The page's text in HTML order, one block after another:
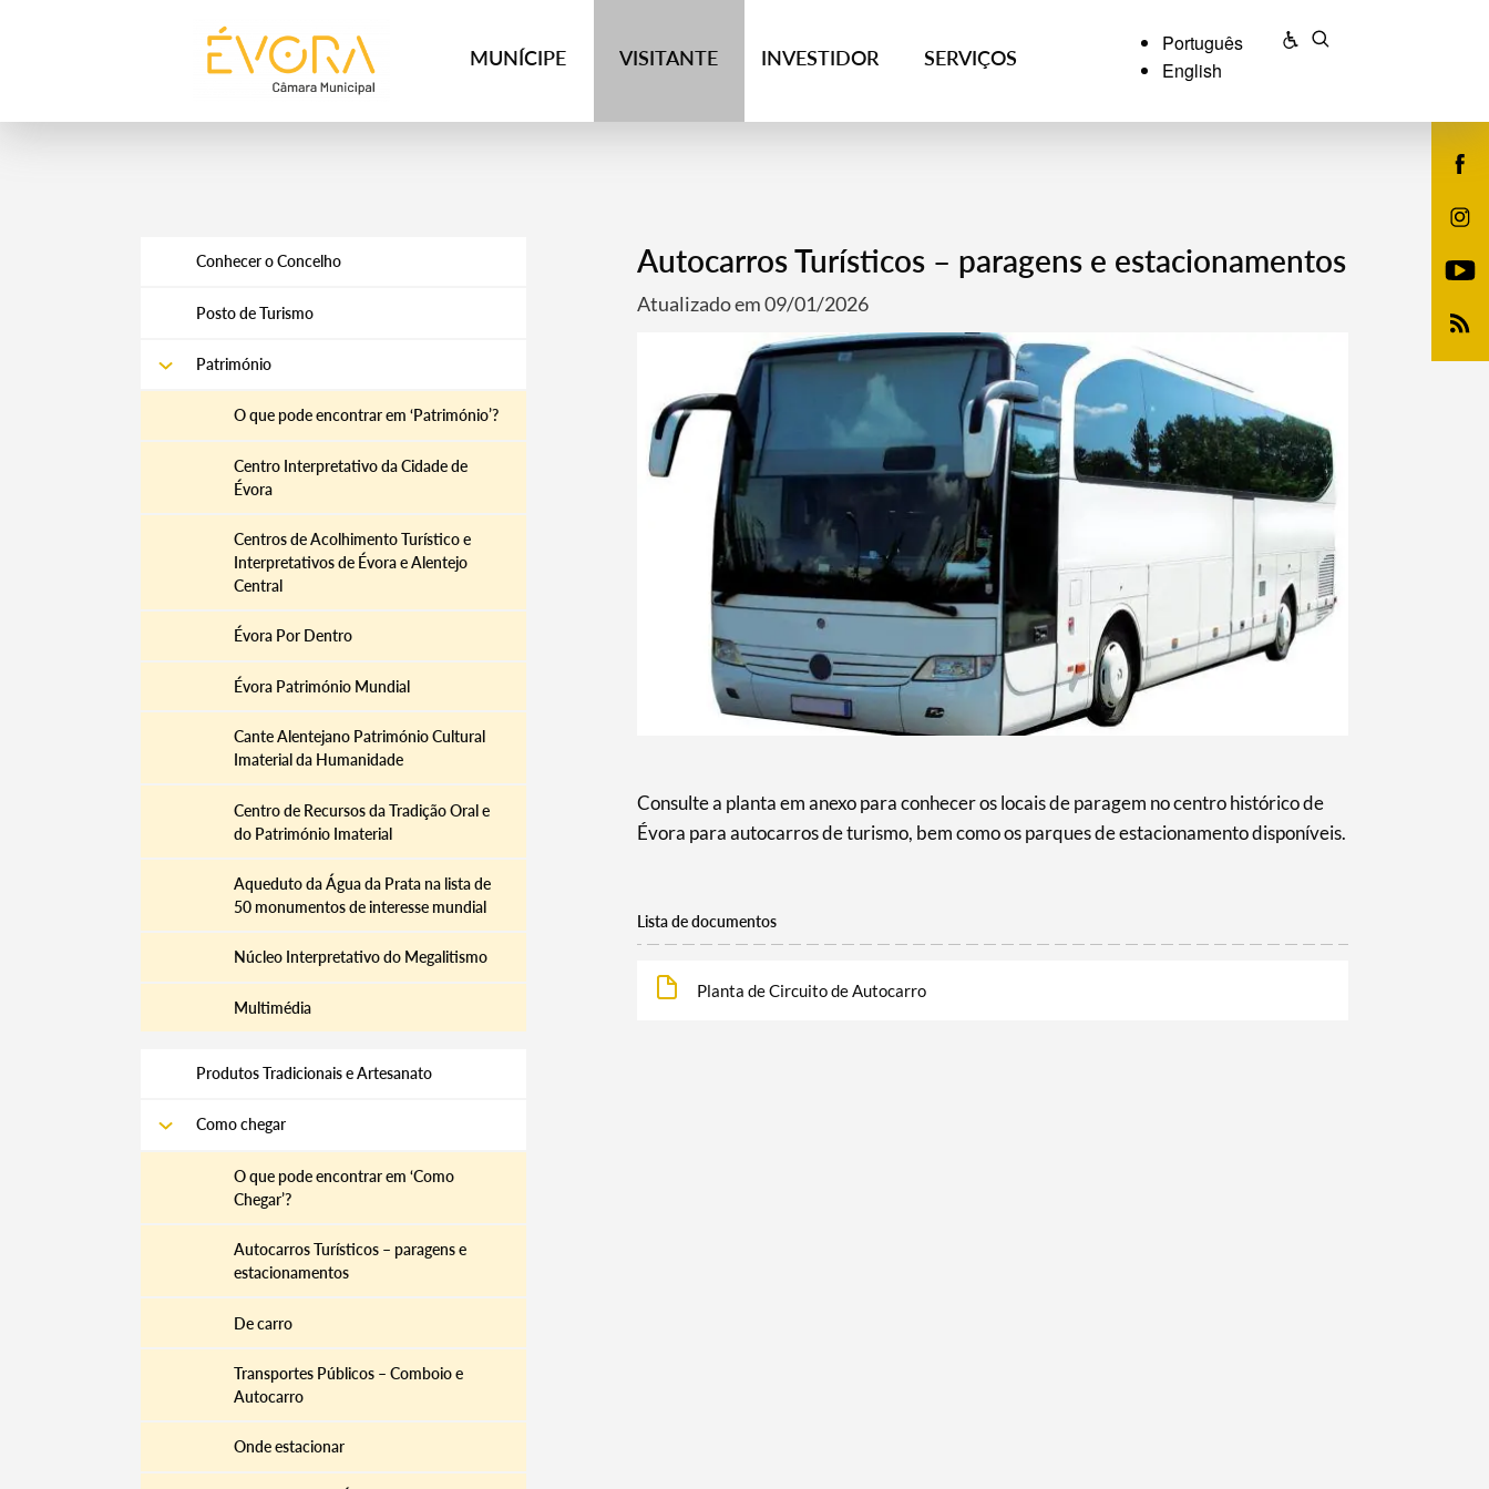
MUNÍCIPE VISITANTE INVESTIDOR SERVIÇOS
Português
English
Termo de Pesquisa
Conhecer o Concelho
Posto de Turismo
Património
O que pode encontrar em ‘Património’?
Centro Interpretativo da Cidade de
Évora
Centros de Acolhimento Turístico e
Interpretativos de Évora e Alentejo
Central
Évora Por Dentro
Évora Património Mundial
Cante Alentejano Património Cultural
Imaterial da Humanidade
Centro de Recursos da Tradição Oral e
do Património Imaterial
Aqueduto da Água da Prata na lista de
50 monumentos de interesse mundial
Núcleo Interpretativo do Megalitismo
Multimédia
Produtos Tradicionais e Artesanato
Como chegar
O que pode encontrar em ‘Como
Chegar’?
Autocarros Turísticos – paragens e
estacionamentos
De carro
Transportes Públicos – Comboio e
Autocarro
Onde estacionar
Autocarros Turísticos – paragens e estacionamentos
Atualizado em 09/01/2026
Consulte a planta em anexo para conhecer os locais de paragem no centro histórico de
Évora para autocarros de turismo, bem como os parques de estacionamento disponíveis.
Lista de documentos
Planta de Circuito de Autocarro